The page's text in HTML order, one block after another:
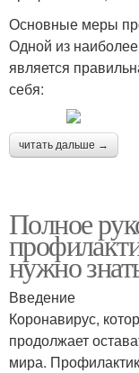
Основные меры
Одной из
является
себя:
читать дальше →
Полное
нужно
Введение
Коронавирус,
продолжает
мира.